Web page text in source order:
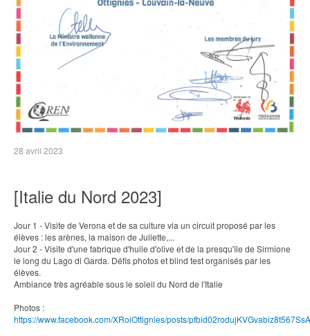
28 avril 2023
[Italie du Nord 2023]
Jour 1 - Visite de Verona et de sa culture via un circuit proposé par les
élèves : les arènes, la maison de Juliette,...
Jour 2 - Visite d'une fabrique d'huile d'olive et de la presqu'île de Sirmione
le long du Lago di Garda. Défis photos et blind test organisés par les
élèves.
Ambiance très agréable sous le soleil du Nord de l'Italie
Photos :
https://www.facebook.com/XRoiOttignies/posts/